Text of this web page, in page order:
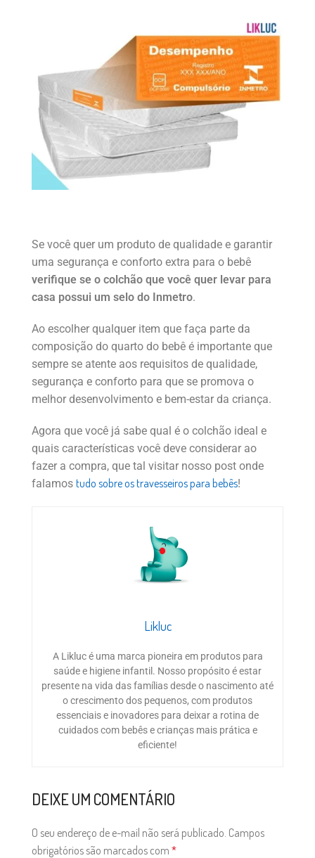
Se você quer um produto de qualidade e garantir
uma segurança e conforto extra para o bebê
verifique se o colchão que você quer levar para
casa possui um selo do Inmetro.
Ao escolher qualquer item que faça parte da
composição do quarto do bebê é importante que
sempre se atente aos requisitos de qualidade,
segurança e conforto para que se promova o
melhor desenvolvimento e bem-estar da criança.
Agora que você já sabe qual é o colchão ideal e
quais características você deve considerar ao
fazer a compra, que tal visitar nosso post onde
falamos tudo sobre os travesseiros para bebês!
Likluc
A Likluc é uma marca pioneira em produtos para
saúde e higiene infantil. Nosso propósito é estar
presente na vida das famílias desde o nascimento até
o crescimento dos pequenos, com produtos
essenciais e inovadores para deixar a rotina de
cuidados com bebês e crianças mais prática e
eficiente!
DEIXE UM COMENTÁRIO
O seu endereço de e-mail não será publicado. Campos
obrigatórios são marcados com *